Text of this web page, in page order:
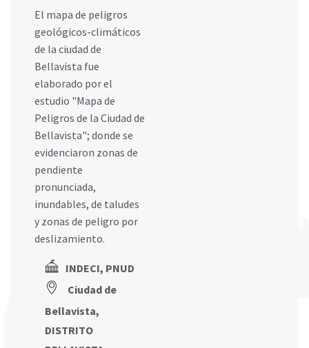
El mapa de peligros
geológicos-climáticos
de la ciudad de
Bellavista fue
elaborado por el
estudio "Mapa de
Peligros de la Ciudad de
Bellavista"; donde se
evidenciaron zonas de
pendiente
pronunciada,
inundables, de taludes
y zonas de peligro por
deslizamiento.
INDECI, PNUD
Ciudad de
Bellavista,
DISTRITO